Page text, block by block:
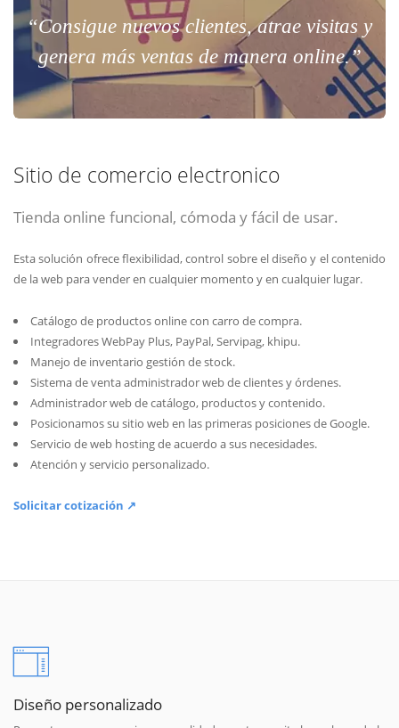
“Consigue nuevos clientes, atrae visitas y
genera más ventas de manera online.”
Sitio de comercio electronico
Tienda online funcional, cómoda y fácil de usar.
Esta solución ofrece flexibilidad, control sobre el diseño y el contenido
de la web para vender en cualquier momento y en cualquier lugar.
Catálogo de productos online con carro de compra.
Integradores WebPay Plus, PayPal, Servipag, khipu.
Manejo de inventario gestión de stock.
Sistema de venta administrador web de clientes y órdenes.
Administrador web de catálogo, productos y contenido.
Posicionamos su sitio web en las primeras posiciones de Google.
Servicio de web hosting de acuerdo a sus necesidades.
Atención y servicio personalizado.
Solicitar cotización ↗
Diseño personalizado